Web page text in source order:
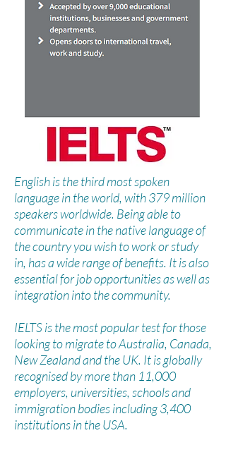
English is the third most spoken
language in the world, with 379 million
speakers worldwide. Being able to
communicate in the native language of
the country you wish to work or study
in, has a wide range of benefits. It is also
essential for job opportunities as well as
integration into the community.
IELTS is the most popular test for those
looking to migrate to Australia, Canada,
New Zealand and the UK. It is globally
recognised by more than 11,000
employers, universities, schools and
immigration bodies including 3,400
institutions in the USA.